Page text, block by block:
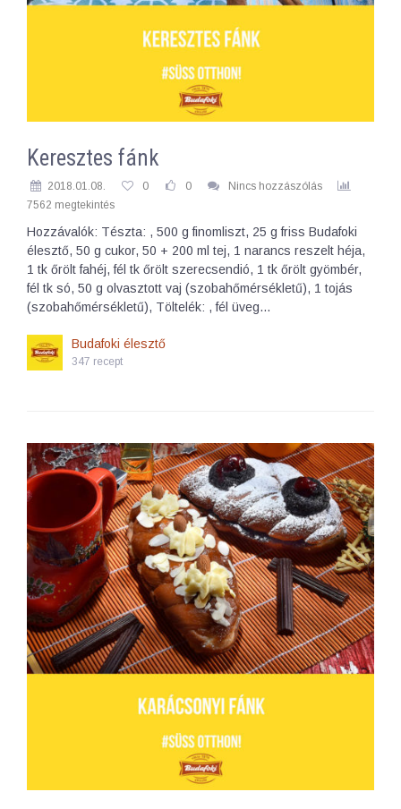
Keresztes fánk
2018.01.08. 0 0
Nincs hozzászólás
7562 megtekintés
Hozzávalók: Tészta: , 500 g finomliszt, 25 g friss Budafoki
élesztő, 50 g cukor, 50 + 200 ml tej, 1 narancs reszelt héja,
1 tk őrölt fahéj, fél tk őrölt szerecsendió, 1 tk őrölt gyömbér,
fél tk só, 50 g olvasztott vaj (szobahőmérsékletű), 1 tojás
(szobahőmérsékletű), Töltelék: , fél üveg…
Budafoki élesztő
347 recept